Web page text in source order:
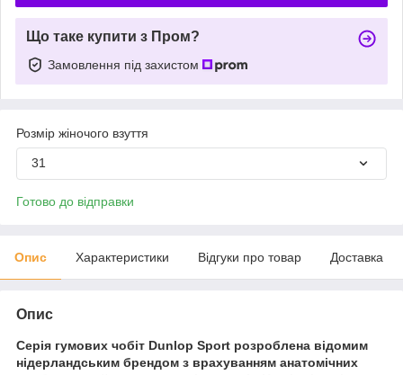
Що таке купити з Пром?
Замовлення під захистом
Розмір жіночого взуття
31
Готово до відправки
Опис Характеристики Відгуки про товар Доставка
Опис
Серія гумових чобіт Dunlop Sport розроблена відомим
нідерландським брендом з врахуванням анатомічних